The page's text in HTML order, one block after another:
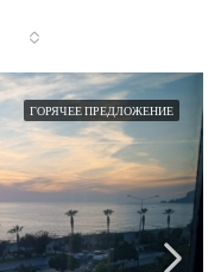
ГОРЯЧЕЕ ПРЕДЛОЖЕНИЕ